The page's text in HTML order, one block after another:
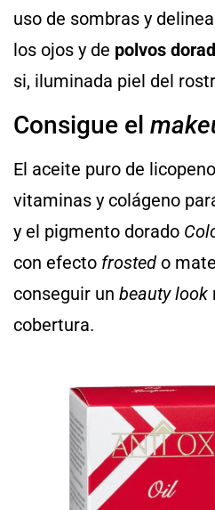
uso de sombras y
los ojos y de polvos
si, iluminada piel del
Consigue el
El aceite puro de
vitaminas y colágeno
y el pigmento dorado
con efecto frosted o
conseguir un beauty look
cobertura.